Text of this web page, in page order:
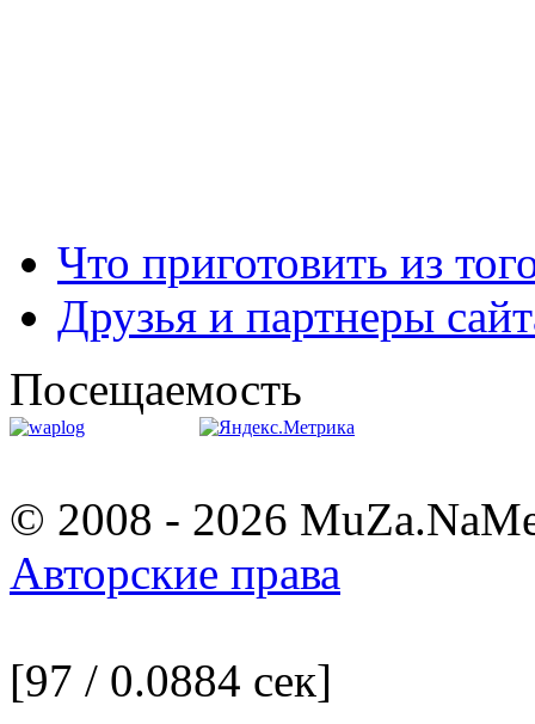
Что приготовить из
Друзья и партнеры
Посещаемость
© 2008 - 2026
Авторские права
[97 / 0.0884 сек]